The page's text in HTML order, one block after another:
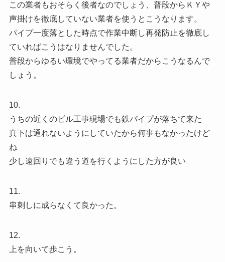
この業者もおそらく後者なのでしょう、普段からＫＹや
声掛けを徹底していない業者を使うとこうなります。
パイプ一度落とした時点で作業中断し再発防止を徹底し
ていればこうはなりませんでした。
普段からゆるい環境でやってる業者だからこうなるんで
しょう。
10.
うちの近くのビル工事現場でも鉄パイプが落ちて来た
真下は通れないようにしていたから何事もなかったけど
ね
少し遠回りでも違う道を行くようにした方が良い
11.
串刺しに成らなくて良かった。
12.
上を向いて歩こう。